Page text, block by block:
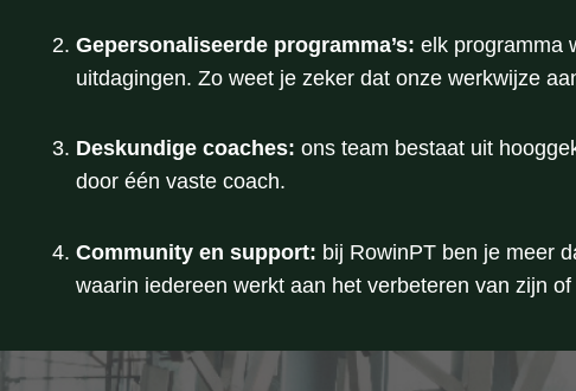
Gepersonaliseerde programma’s: elk programma
uitdagingen. Zo weet je zeker dat onze werkwijze
Deskundige coaches: ons team bestaat uit
door één vaste coach.
Community en support: bij RowinPT ben je meer
waarin iedereen werkt aan het verbeteren van zijn